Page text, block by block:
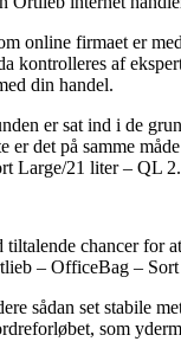
online firmaet er
kontrolleres af
din handel.
er sat ind i de
er det på samme
Large/21 liter – QL
chancer for
– OfficeBag –
sådan set stabile
som